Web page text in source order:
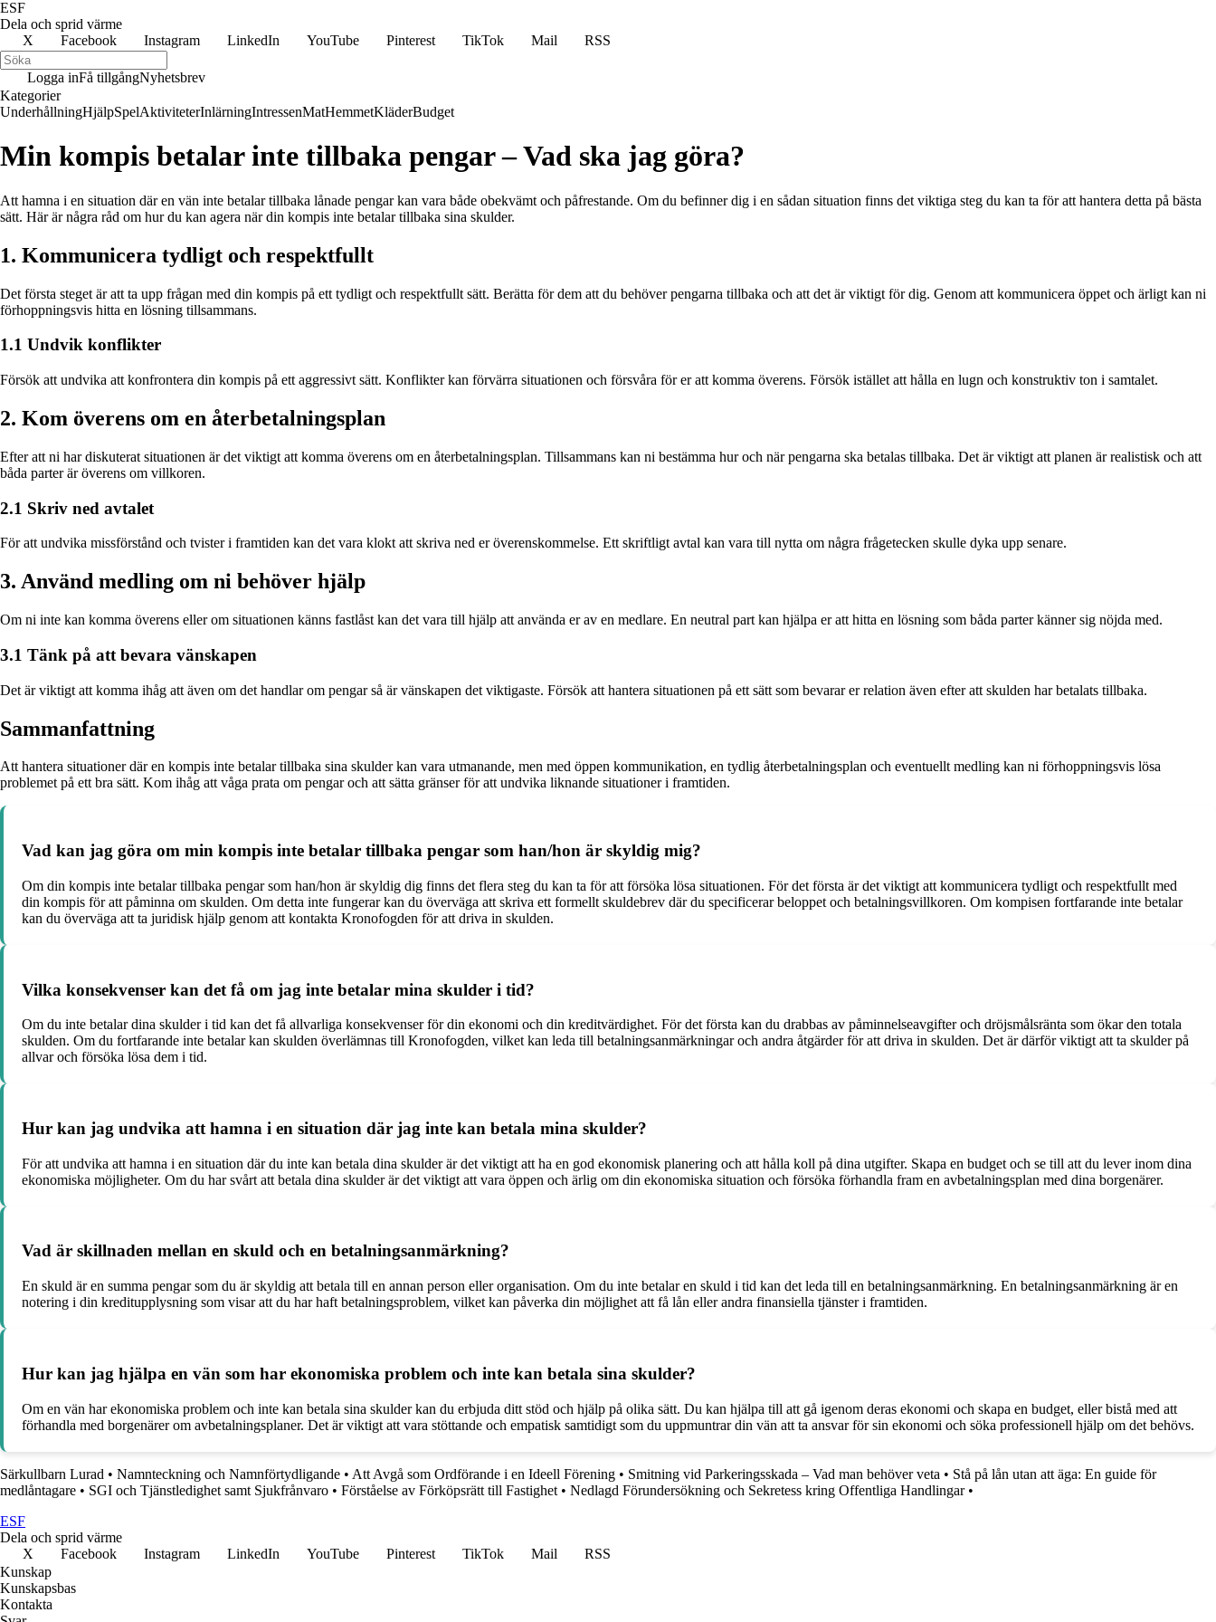
ESF
Dela och sprid värme
X
Facebook Instagram LinkedIn YouTube Pinterest TikTok Mail RSS
Logga inFå tillgångNyhetsbrev
Kategorier
UnderhållningHjälpSpelAktiviteterInlärningIntressenMatHemmetKläderBudget
Min kompis betalar inte tillbaka pengar – Vad ska jag göra?
Att hamna i en situation där en vän inte betalar tillbaka lånade pengar kan vara både obekvämt och påfrestande. Om du befinner dig i en sådan situation finns det viktiga steg du kan ta för att hantera detta på bästa
sätt. Här är några råd om hur du kan agera när din kompis inte betalar tillbaka sina skulder.
1. Kommunicera tydligt och respektfullt
Det första steget är att ta upp frågan med din kompis på ett tydligt och respektfullt sätt. Berätta för dem att du behöver pengarna tillbaka och att det är viktigt för dig. Genom att kommunicera öppet och ärligt kan ni
förhoppningsvis hitta en lösning tillsammans.
1.1 Undvik konflikter
Försök att undvika att konfrontera din kompis på ett aggressivt sätt. Konflikter kan förvärra situationen och försvåra för er att komma överens. Försök istället att hålla en lugn och konstruktiv ton i samtalet.
2. Kom överens om en återbetalningsplan
Efter att ni har diskuterat situationen är det viktigt att komma överens om en återbetalningsplan. Tillsammans kan ni bestämma hur och när pengarna ska betalas tillbaka. Det är viktigt att planen är realistisk och att
båda parter är överens om villkoren.
2.1 Skriv ned avtalet
För att undvika missförstånd och tvister i framtiden kan det vara klokt att skriva ned er överenskommelse. Ett skriftligt avtal kan vara till nytta om några frågetecken skulle dyka upp senare.
3. Använd medling om ni behöver hjälp
Om ni inte kan komma överens eller om situationen känns fastlåst kan det vara till hjälp att använda er av en medlare. En neutral part kan hjälpa er att hitta en lösning som båda parter känner sig nöjda med.
3.1 Tänk på att bevara vänskapen
Det är viktigt att komma ihåg att även om det handlar om pengar så är vänskapen det viktigaste. Försök att hantera situationen på ett sätt som bevarar er relation även efter att skulden har betalats tillbaka.
Sammanfattning
Att hantera situationer där en kompis inte betalar tillbaka sina skulder kan vara utmanande, men med öppen kommunikation, en tydlig återbetalningsplan och eventuellt medling kan ni förhoppningsvis lösa
problemet på ett bra sätt. Kom ihåg att våga prata om pengar och att sätta gränser för att undvika liknande situationer i framtiden.
Vad kan jag göra om min kompis inte betalar tillbaka pengar som han/hon är skyldig mig?
Om din kompis inte betalar tillbaka pengar som han/hon är skyldig dig finns det flera steg du kan ta för att försöka lösa situationen. För det första är det viktigt att kommunicera tydligt och respektfullt med
din kompis för att påminna om skulden. Om detta inte fungerar kan du överväga att skriva ett formellt skuldebrev där du specificerar beloppet och betalningsvillkoren. Om kompisen fortfarande inte betalar
kan du överväga att ta juridisk hjälp genom att kontakta Kronofogden för att driva in skulden.
Vilka konsekvenser kan det få om jag inte betalar mina skulder i tid?
Om du inte betalar dina skulder i tid kan det få allvarliga konsekvenser för din ekonomi och din kreditvärdighet. För det första kan du drabbas av påminnelseavgifter och dröjsmålsränta som ökar den totala
skulden. Om du fortfarande inte betalar kan skulden överlämnas till Kronofogden, vilket kan leda till betalningsanmärkningar och andra åtgärder för att driva in skulden. Det är därför viktigt att ta skulder på
allvar och försöka lösa dem i tid.
Hur kan jag undvika att hamna i en situation där jag inte kan betala mina skulder?
För att undvika att hamna i en situation där du inte kan betala dina skulder är det viktigt att ha en god ekonomisk planering och att hålla koll på dina utgifter. Skapa en budget och se till att du lever inom dina
ekonomiska möjligheter. Om du har svårt att betala dina skulder är det viktigt att vara öppen och ärlig om din ekonomiska situation och försöka förhandla fram en avbetalningsplan med dina borgenärer.
Vad är skillnaden mellan en skuld och en betalningsanmärkning?
En skuld är en summa pengar som du är skyldig att betala till en annan person eller organisation. Om du inte betalar en skuld i tid kan det leda till en betalningsanmärkning. En betalningsanmärkning är en
notering i din kreditupplysning som visar att du har haft betalningsproblem, vilket kan påverka din möjlighet att få lån eller andra finansiella tjänster i framtiden.
Hur kan jag hjälpa en vän som har ekonomiska problem och inte kan betala sina skulder?
Om en vän har ekonomiska problem och inte kan betala sina skulder kan du erbjuda ditt stöd och hjälp på olika sätt. Du kan hjälpa till att gå igenom deras ekonomi och skapa en budget, eller bistå med att
förhandla med borgenärer om avbetalningsplaner. Det är viktigt att vara stöttande och empatisk samtidigt som du uppmuntrar din vän att ta ansvar för sin ekonomi och söka professionell hjälp om det behövs.
Särkullbarn Lurad • Namnteckning och Namnförtydligande • Att Avgå som Ordförande i en Ideell Förening • Smitning vid Parkeringsskada – Vad man behöver veta • Stå på lån utan att äga: En guide för
medlåntagare • SGI och Tjänstledighet samt Sjukfrånvaro • Förståelse av Förköpsrätt till Fastighet • Nedlagd Förundersökning och Sekretess kring Offentliga Handlingar•
ESF
Dela och sprid värme
X
Facebook Instagram LinkedIn YouTube Pinterest TikTok Mail
RSS
Kunskap
Kunskapsbas
Kontakta